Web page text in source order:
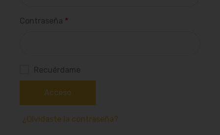
Contraseña *
Recuérdame
Acceso
¿Olvidaste la contraseña?